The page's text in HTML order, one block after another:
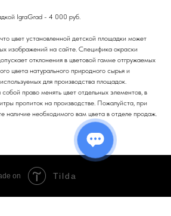
IgraGrad - 4 000 руб.
цвет установленной детской площадки может
изображений на сайте. Специфика окраски
отклонения в цветовой гамме отгружаемых
цвета натурального природного сырья и
для производства площадок.
право менять цвет отдельных элементов, в
пропиток на производстве. Пожалуйста, при
наличие необходимого вам цвета в отделе продаж.
on Tilda